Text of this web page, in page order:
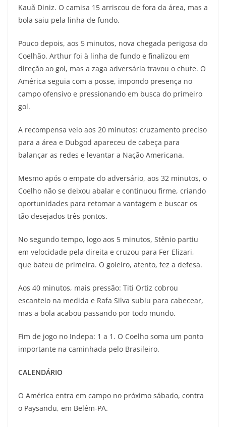
Kauã Diniz. O camisa 15 arriscou de fora da área, mas a
bola saiu pela linha de fundo.
Pouco depois, aos 5 minutos, nova chegada perigosa do
Coelhão. Arthur foi à linha de fundo e finalizou em
direção ao gol, mas a zaga adversária travou o chute. O
América seguia com a posse, impondo presença no
campo ofensivo e pressionando em busca do primeiro
gol.
A recompensa veio aos 20 minutos: cruzamento preciso
para a área e Dubgod apareceu de cabeça para
balançar as redes e levantar a Nação Americana.
Mesmo após o empate do adversário, aos 32 minutos, o
Coelho não se deixou abalar e continuou firme, criando
oportunidades para retomar a vantagem e buscar os
tão desejados três pontos.
No segundo tempo, logo aos 5 minutos, Stênio partiu
em velocidade pela direita e cruzou para Fer Elizari,
que bateu de primeira. O goleiro, atento, fez a defesa.
Aos 40 minutos, mais pressão: Titi Ortiz cobrou
escanteio na medida e Rafa Silva subiu para cabecear,
mas a bola acabou passando por todo mundo.
Fim de jogo no Indepa: 1 a 1. O Coelho soma um ponto
importante na caminhada pelo Brasileiro.
CALENDÁRIO
O América entra em campo no próximo sábado, contra
o Paysandu, em Belém-PA.